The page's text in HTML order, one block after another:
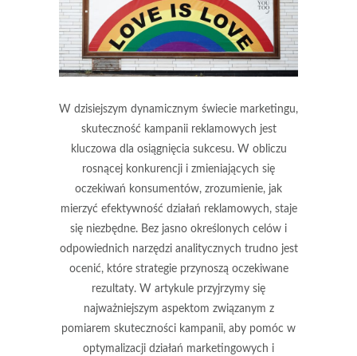
W dzisiejszym dynamicznym świecie marketingu,
skuteczność kampanii reklamowych jest
kluczowa dla osiągnięcia sukcesu. W obliczu
rosnącej konkurencji i zmieniających się
oczekiwań konsumentów, zrozumienie, jak
mierzyć efektywność działań reklamowych, staje
się niezbędne. Bez jasno określonych celów i
odpowiednich narzędzi analitycznych trudno jest
ocenić, które strategie przynoszą oczekiwane
rezultaty. W artykule przyjrzymy się
najważniejszym aspektom związanym z
pomiarem skuteczności kampanii, aby pomóc w
optymalizacji działań marketingowych i